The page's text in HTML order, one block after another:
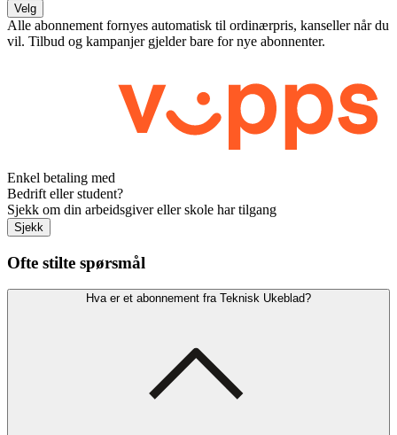
Velg
Alle abonnement fornyes automatisk til ordinærpris, kanseller når du
vil. Tilbud og kampanjer gjelder bare for nye abonnenter.
Enkel betaling med
Bedrift eller student?
Sjekk om din arbeidsgiver eller skole har tilgang
Sjekk
Ofte stilte spørsmål
Hva er et abonnement fra Teknisk Ukeblad?